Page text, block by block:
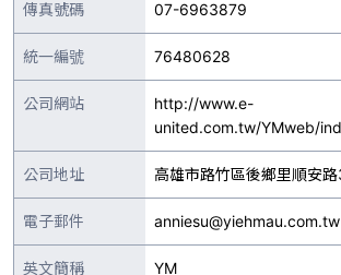
傳真號碼 07-6963879
統一編號 76480628
公司網站
http://www.e-
united.com.tw/YMweb/
公司地址 高雄市路竹區後鄉里順安
電子郵件 anniesu@yiehmau.com.tw
英文簡稱 YM